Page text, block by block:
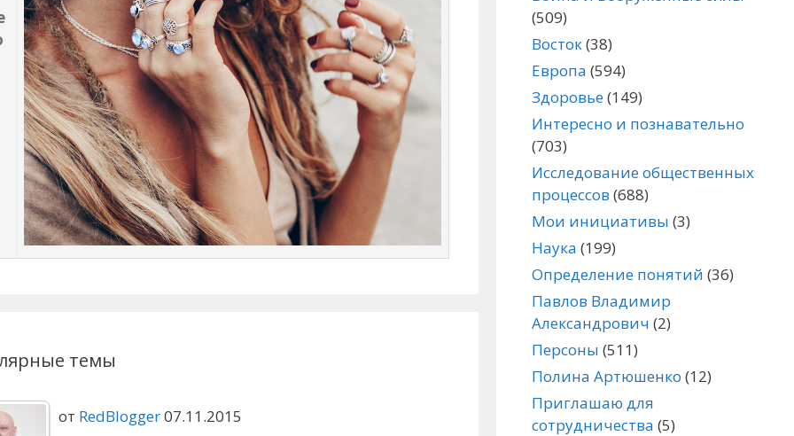
темы
от RedBlogger07.11.2015
(509)
Восток(38)
Европа (594)
Здоровье(149)
Интересно и познавательно
(703)
Исследование общественных
процессов (688)
Мои инициативы (3)
Наука (199)
Определение понятий (36)
Павлов Владимир
Александрович (2)
Персоны (511)
Полина Артюшенко (12)
Приглашаю для
сотрудничества (5)